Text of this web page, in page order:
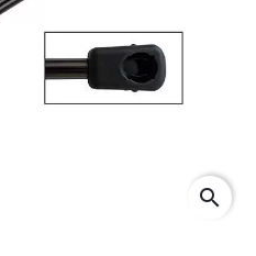
search